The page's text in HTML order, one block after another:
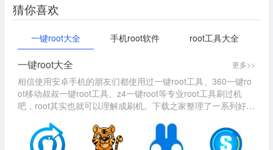
猜你喜欢
一键root大全 手机root软件 root工具大全
一键root大全 更多>>
相信使用安卓手机的朋友们都使用过一键root工具、360一键ro
ot移动叔叔一键root工具、z4一键root等专业root工具刷过机
吧，root其实也就可以理解成刷机。下载之家整理了一系列好用